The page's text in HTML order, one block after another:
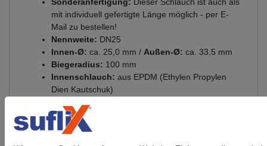
Sonderanfertigung: Dieser Schlauch ist auch als
mit individuell gefertigte Länge möglich - per E-
Mail zu bestellen!
Nennweite: DN25
Innen-Ø: ca. 25,0 mm / Außen-Ø: ca. 33,5 mm
Biegeradius: 100 mm
Innenschlauch: aus EPDM (Ethylen Propylen
Dien Kautschuk)
Umflechtung:
Presshülsen: